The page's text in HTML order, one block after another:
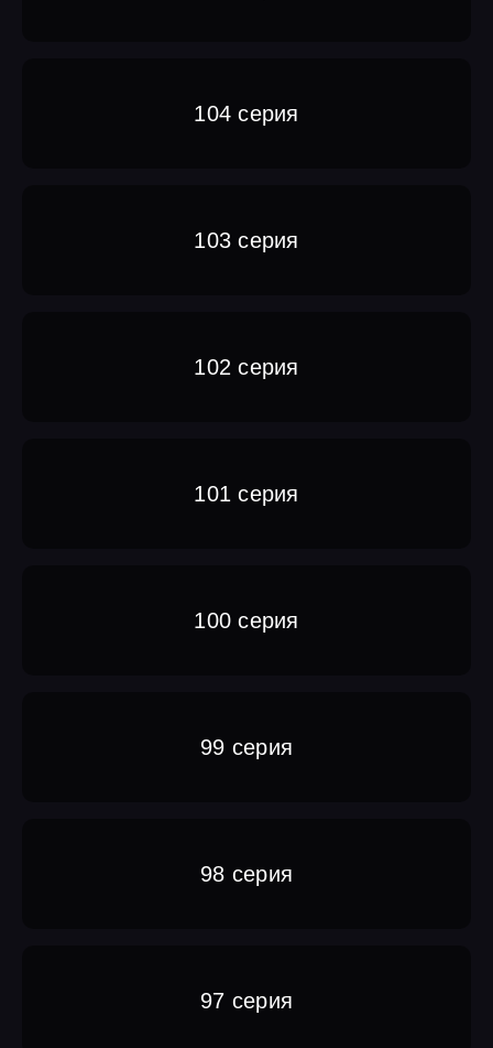
104 серия
103 серия
102 серия
101 серия
100 серия
99 серия
98 серия
97 серия